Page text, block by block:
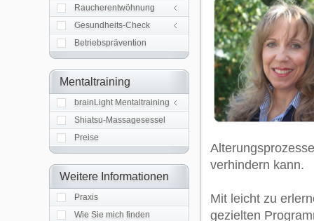
verhindern kann.
Mit leicht zu
gezielten
Raucherentwöhnung
IFT Rauchfreiprog. Kompakt
Gesundheits-Check
Analysen und Messungen
Betriebsprävention
Mentaltraining
brainLight Mentaltraining
Allgemeine Informationen
Wirkung
Persönlicher Nutzen
Programmangebot
Shiatsu-Massagesessel
Preise
Weitere Informationen
Praxis
Wie Sie mich finden